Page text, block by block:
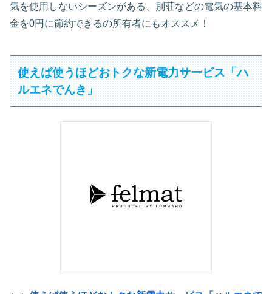
気を使用しないシーズンがある、別荘などの電気の基本料
金を0円に節約できるの所有者にもオススメ！
使えば使うほどおトクな新電力サービス「ハ
ルエネでんき」